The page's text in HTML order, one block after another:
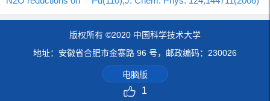
版权所有 ©2020 中国科学技术大学
地址：安徽省合肥市金寨路 96 号，邮政编码：230026
电脑版
1